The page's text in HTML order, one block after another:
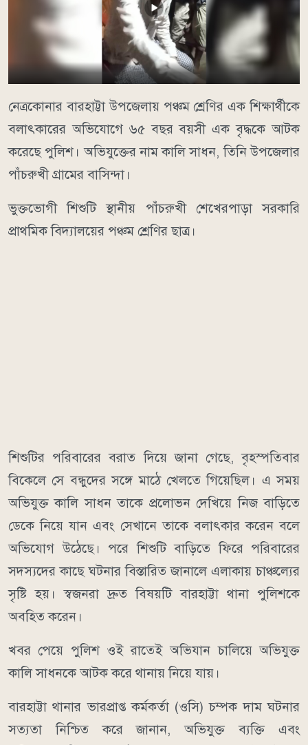
নেত্রকোনার বারহাট্টা উপজেলায় পঞ্চম শ্রেণির এক শিক্ষার্থীকে
বলাৎকারের অভিযোগে ৬৫ বছর বয়সী এক বৃদ্ধকে আটক
করেছে পুলিশ। অভিযুক্তের নাম কালি সাধন, তিনি উপজেলার
পাঁচরুখী গ্রামের বাসিন্দা।
ভুক্তভোগী শিশুটি স্থানীয় পাঁচরুখী শেখেরপাড়া সরকারি
প্রাথমিক বিদ্যালয়ের পঞ্চম শ্রেণির ছাত্র।
শিশুটির পরিবারের বরাত দিয়ে জানা গেছে, বৃহস্পতিবার
বিকেলে সে বন্ধুদের সঙ্গে মাঠে খেলতে গিয়েছিল। এ সময়
অভিযুক্ত কালি সাধন তাকে প্রলোভন দেখিয়ে নিজ বাড়িতে
ডেকে নিয়ে যান এবং সেখানে তাকে বলাৎকার করেন বলে
অভিযোগ উঠেছে। পরে শিশুটি বাড়িতে ফিরে পরিবারের
সদস্যদের কাছে ঘটনার বিস্তারিত জানালে এলাকায় চাঞ্চল্যের
সৃষ্টি হয়। স্বজনরা দ্রুত বিষয়টি বারহাট্টা থানা পুলিশকে
অবহিত করেন।
খবর পেয়ে পুলিশ ওই রাতেই অভিযান চালিয়ে অভিযুক্ত
কালি সাধনকে আটক করে থানায় নিয়ে যায়।
বারহাট্টা থানার ভারপ্রাপ্ত কর্মকর্তা (ওসি) চম্পক দাম ঘটনার
সত্যতা নিশ্চিত করে জানান, অভিযুক্ত ব্যক্তি এবং